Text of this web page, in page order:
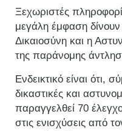
Ξεχωριστές
μεγάλη έμφαση
Δικαιοσύνη και η
της παράνομης
Ενδεικτικό είναι
δικαστικές και
παραγγελθεί 70
στις ενισχύσεις από